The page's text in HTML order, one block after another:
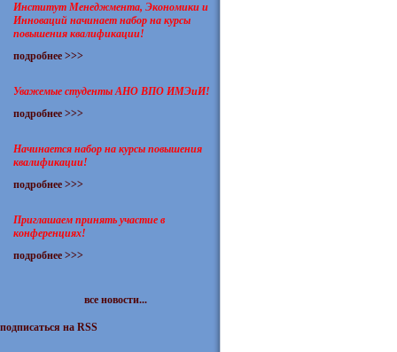
Институт Менеджмента, Экономики и
Инноваций начинает набор на курсы
повышения квалификации!
подробнее >>>
Уважемые студенты АНО ВПО ИМЭиИ!
подробнее >>>
Начинается набор на курсы повышения
квалификации!
подробнее >>>
Приглашаем принять участие в
конференциях!
подробнее >>>
все новости...
подписаться на RSS